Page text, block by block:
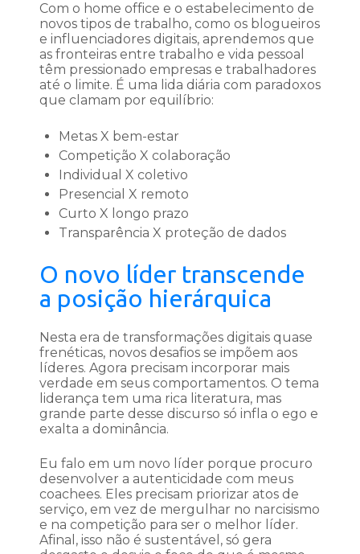
Com o home office e o estabelecimento de
novos tipos de trabalho, como os blogueiros
e influenciadores digitais, aprendemos que
as fronteiras entre trabalho e vida pessoal
têm pressionado empresas e trabalhadores
até o limite. É uma lida diária com paradoxos
que clamam por equilíbrio:
Metas X bem-estar
Competição X colaboração
Individual X coletivo
Presencial X remoto
Curto X longo prazo
Transparência X proteção de dados
O novo líder transcende
a posição hierárquica
Nesta era de transformações digitais quase
frenéticas, novos desafios se impõem aos
líderes. Agora precisam incorporar mais
verdade em seus comportamentos. O tema
liderança tem uma rica literatura, mas
grande parte desse discurso só infla o ego e
exalta a dominância.
Eu falo em um novo líder porque procuro
desenvolver a autenticidade com meus
coachees. Eles precisam priorizar atos de
serviço, em vez de mergulhar no narcisismo
e na competição para ser o melhor líder.
Afinal, isso não é sustentável, só gera